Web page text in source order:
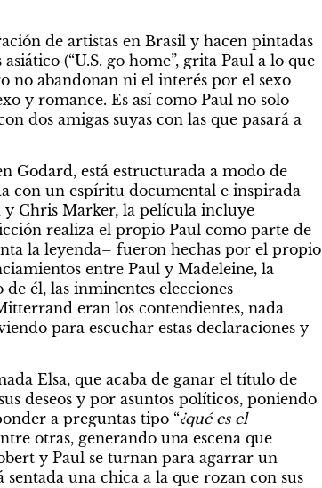
de artistas en Brasil y hacen pintadas
(“U.S. go home”, grita Paul a lo que
no abandonan ni el interés por el sexo
y romance. Es así como Paul no solo
dos amigas suyas con las que pasará a
Godard, está estructurada a modo de
con un espíritu documental e inspirada
y Chris Marker, la película incluye
realiza el propio Paul como parte de
la leyenda– fueron hechas por el propio
entre Paul y Madeleine, la
él, las inminentes elecciones
eran los contendientes, nada
para escuchar estas declaraciones y
Elsa, que acaba de ganar el título de
deseos y por asuntos políticos, poniendo
a preguntas tipo “¿qué es el
otras, generando una escena que
y Paul se turnan para agarrar un
una chica a la que rozan con sus